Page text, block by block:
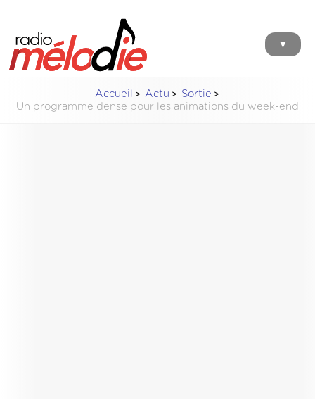
▼
Accueil Actu
Sortie
Un programme dense pour les animations du week-end